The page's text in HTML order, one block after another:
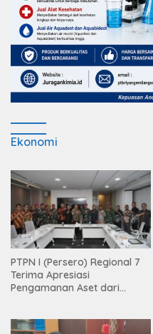
Ekonomi
PTPN I (Persero) Regional 7
Terima Apresiasi
Pengamanan Aset dari